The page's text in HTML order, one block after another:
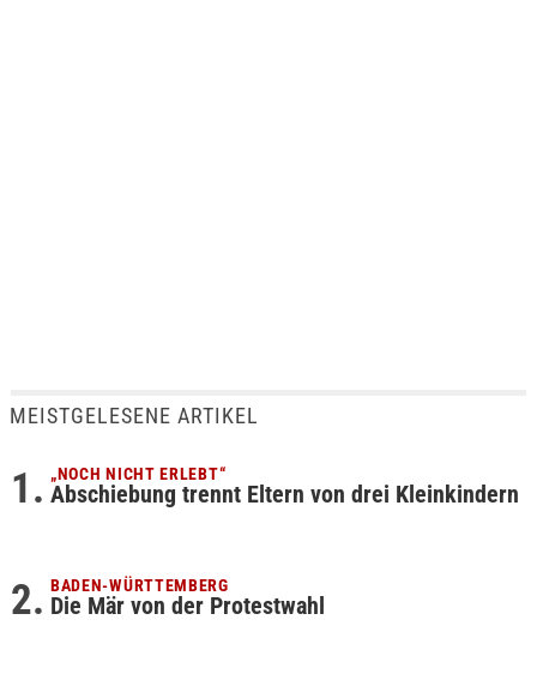
MEISTGELESENE ARTIKEL
„NOCH NICHT ERLEBT“
Abschiebung trennt Eltern von drei Kleinkindern
BADEN-WÜRTTEMBERG
Die Mär von der Protestwahl